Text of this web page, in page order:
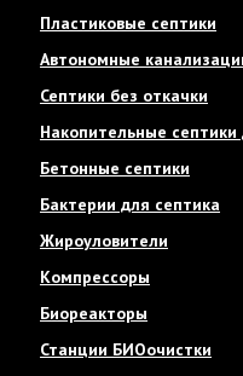
Пластиковые септики
Автономные
Септики без откачки
Накопительные септики
Бетонные септики
Бактерии для септика
Жироуловители
Компрессоры
Биореакторы
Станции БИОочистки